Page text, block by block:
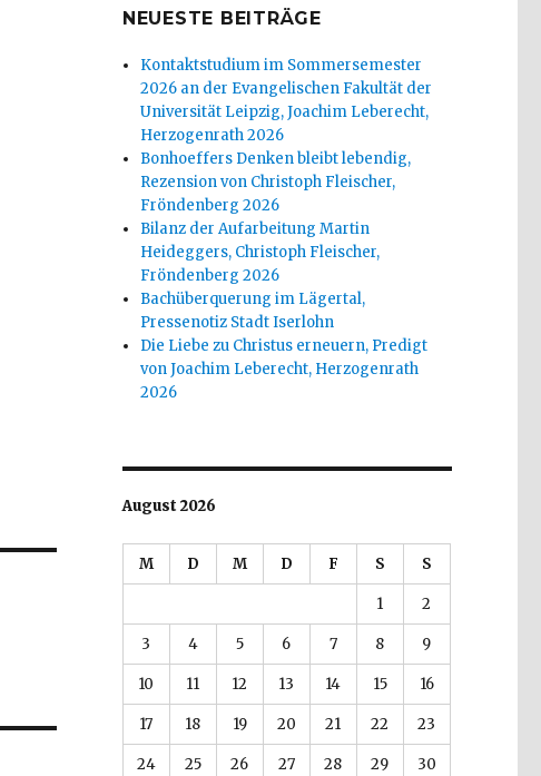
NEUESTE BEITRÄGE
Kontaktstudium im Sommersemester
2026 an der Evangelischen Fakultät der
Universität Leipzig, Joachim Leberecht,
Herzogenrath 2026
Bonhoeffers Denken bleibt lebendig,
Rezension von Christoph Fleischer,
Fröndenberg 2026
Bilanz der Aufarbeitung Martin
Heideggers, Christoph Fleischer,
Fröndenberg 2026
Bachüberquerung im Lägertal,
Pressenotiz Stadt Iserlohn
Die Liebe zu Christus erneuern, Predigt
von Joachim Leberecht, Herzogenrath
2026
August 2026
M D M D F S S
1 2
3 4 5 6 7 8 9
10 11 12 13 14 15 16
17 18 19 20 21 22 23
24 25 26 27 28 29 30